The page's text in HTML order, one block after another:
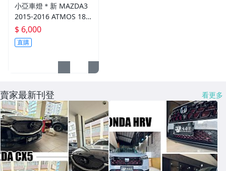
小亞車燈＊新 MAZDA3
2015-2016 ATMOS 18
吋 鋁圈 輪框 18*8.5 5/1
08 ET40 5孔108 銀黑車
邊 鉚釘款
$ 6,000
直購
賣家最新刊登 看更多